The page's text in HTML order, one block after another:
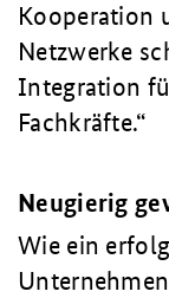
Kooperation
Netzwerke
Integration
Fachkräfte.
Neugierig
Wie ein